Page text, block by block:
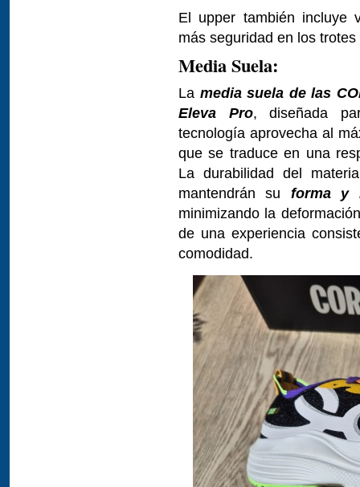
El upper también incluye
más seguridad en los
Media Suela:
La media suela de las
Eleva Pro, diseñada
tecnología aprovecha al
que se traduce en una
La durabilidad del
mantendrán su forma y
minimizando la
de una experiencia
comodidad.